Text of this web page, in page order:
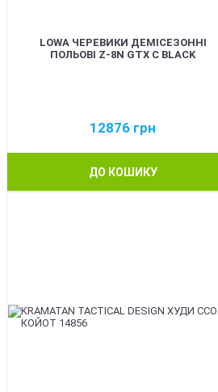
LOWA ЧЕРЕВИКИ ДЕМІСЕЗОННІ
ПОЛЬОВІ Z-8N GTX C BLACK
12876 грн
ДО КОШИКУ